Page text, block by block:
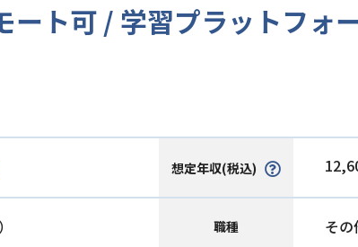
ト可 / 学習プラットフォ
想定年収(税込)
職種 そ